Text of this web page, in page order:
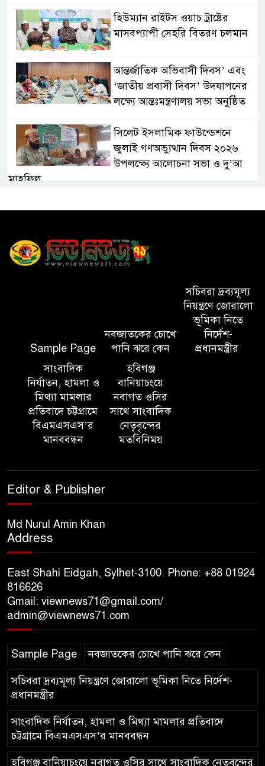
হিউম্যান রাইটস ওয়াচ ট্রাষ্টের
মাসবপ্যাপী সেহরি বিতরণ চলমান
আন্তর্জাতিক অভিবাসী দিবস’ এবং
‘জাতীয় প্রবাসী দিবস’ উদযাপনের
লক্ষ্যে আন্তঃমন্ত্রণালয় সভা অনুষ্ঠিত
সিলেট ইসলামিক ফাউন্ডেশনে
জুলাই গণঅভ্যুত্থান দিবস ২০২৬
উপলক্ষ্যে আলোচনা সভা ও দু’আ
মাহফিল
পরিবেশ রক্ষায় ব্যক্তিগত উদ্যোগ
বিভাগীয় কমিশনার
কমিশনার জুলাই স্মৃতিস্তম্ভে পুষ্পস্তবক
অর্পণ ও জুলাই গণঅভ্যুত্থানের
১০ লাখ টাকার চেক ডিজঅনার
মামলায় এক বছরের সাজা
‘সমন্বিত উদ্যোগেই গড়ে উঠবে
আধুনিক সিলেট’ – বাণিজ্যমন্ত্রী
আয়োজন ‘শ্রাবনের মেঘগুলো’
গভীর শ্রদ্ধা নিবেদন
শতাংশই সিলেটি
হাসপাতালে ৩৫১ জন
Sample Page
নবজাতকের চোখে
পানি ঝরে কেন
সচিবরা দ্রব্যমূল্য
নিয়ন্ত্রণে জোরালো
ভূমিকা নিতে
নির্দেশ-
প্রধানমন্ত্রীর
সাংবাদিক
নির্যাতন, হামলা ও
মিথ্যা মামলার
প্রতিবাদে চট্টগ্রামে
বিএমএসএস’র
মানববন্ধন
হবিগঞ্জ
বানিয়াচংয়ে
নবাগত ওসির
সাথে সাংবাদিক
নেতৃবৃন্দের
মতবিনিময়
Editor & Publisher
Md Nurul Amin Khan
Address
East Shahi Eidgah, Sylhet-3100. Phone: +88 01924
816626
Gmail: viewnews71@gmail.com/
admin@viewnews71.com
Sample Page নবজাতকের চোখে পানি ঝরে কেন
সচিবরা দ্রব্যমূল্য নিয়ন্ত্রণে জোরালো ভূমিকা নিতে নির্দেশ-
প্রধানমন্ত্রীর
সাংবাদিক নির্যাতন, হামলা ও মিথ্যা মামলার প্রতিবাদে
চট্টগ্রামে বিএমএসএস’র মানববন্ধন
হবিগঞ্জ বানিয়াচংয়ে নবাগত ওসির সাথে সাংবাদিক নেতৃবৃন্দের